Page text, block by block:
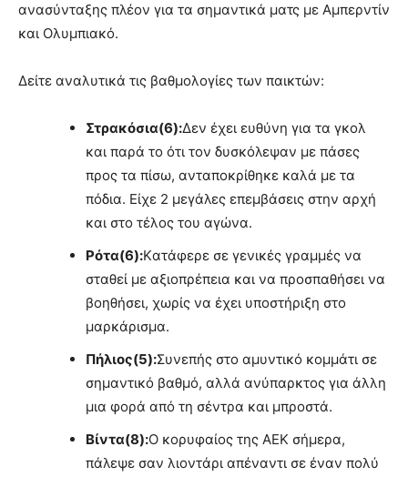
ανασύνταξης πλέον για τα σημαντικά ματς με Αμπερντίν
και Ολυμπιακό.
Δείτε αναλυτικά τις βαθμολογίες των παικτών:
Στρακόσια(6):Δεν έχει ευθύνη για τα γκολ
και παρά το ότι τον δυσκόλεψαν με πάσες
προς τα πίσω, ανταποκρίθηκε καλά με τα
πόδια. Είχε 2 μεγάλες επεμβάσεις στην αρχή
και στο τέλος του αγώνα.
Ρότα(6):Kατάφερε σε γενικές γραμμές να
σταθεί με αξιοπρέπεια και να προσπαθήσει να
βοηθήσει, χωρίς να έχει υποστήριξη στο
μαρκάρισμα.
Πήλιος(5):Συνεπής στο αμυντικό κομμάτι σε
σημαντικό βαθμό, αλλά ανύπαρκτος για άλλη
μια φορά από τη σέντρα και μπροστά.
Βίντα(8):O κορυφαίος της ΑΕΚ σήμερα,
πάλεψε σαν λιοντάρι απέναντι σε έναν πολύ